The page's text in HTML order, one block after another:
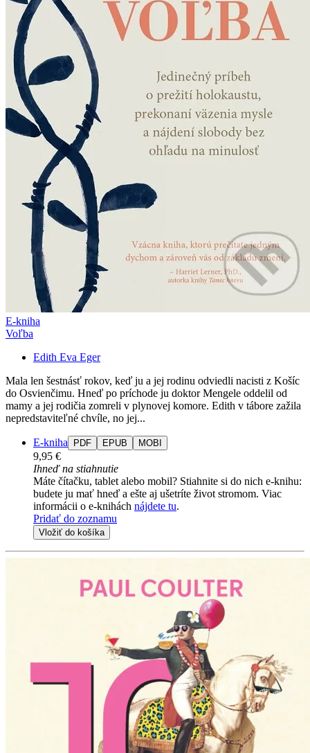
E-kniha
Voľba
Edith Eva Eger
Mala len šestnásť rokov, keď ju a jej rodinu odviedli nacisti z Košíc
do Osvienčimu. Hneď po príchode ju doktor Mengele oddelil od
mamy a jej rodičia zomreli v plynovej komore. Edith v tábore zažila
nepredstaviteľné chvíle, no jej...
E-kniha PDF EPUB MOBI
9,95 €
Ihneď na stiahnutie
Máte čítačku, tablet alebo mobil? Stiahnite si do nich e-knihu:
budete ju mať hneď a ešte aj ušetríte život stromom. Viac
informácii o e-knihách nájdete tu.
Pridať do zoznamu
Vložiť do košíka